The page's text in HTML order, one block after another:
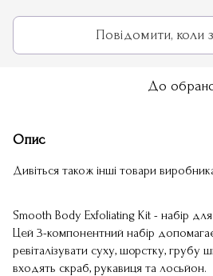
Повідомити, коли
До
Опис
Дивіться також інші товари
Smooth Body Exfoliating Kit - набір для
Цей 3-компонентний набір
ревіталізувати суху, шорстку, грубу
входять скраб, рукавиця та лосьйон.